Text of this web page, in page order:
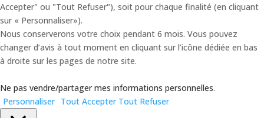
Accepter" ou "Tout Refuser"), soit pour chaque finalité (en cliquant
sur « Personnaliser»).
Nous conserverons votre choix pendant 6 mois. Vous pouvez
changer d’avis à tout moment en cliquant sur l’icône dédiée en bas
à droite sur les pages de notre site.
Ne pas vendre/partager mes informations personnelles.
Personnaliser Tout Accepter Tout Refuser